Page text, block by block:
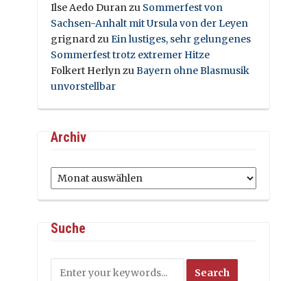
Ilse Aedo Duranzu Sommerfest von
Sachsen-Anhalt mit Ursula von der Leyen
grignardzuEin lustiges, sehr gelungenes
Sommerfest trotz extremer Hitze
Folkert HerlynzuBayern ohne Blasmusik
unvorstellbar
Archiv
Archiv
Suche